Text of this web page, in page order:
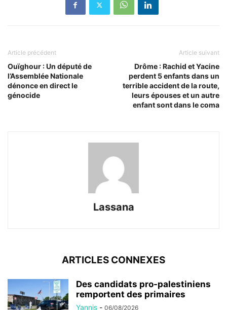
Article précédent
Ouïghour : Un député de
l’Assemblée Nationale
dénonce en direct le
génocide
Article suivant
Drôme : Rachid et Yacine
perdent 5 enfants dans un
terrible accident de la route,
leurs épouses et un autre
enfant sont dans le coma
Lassana
ARTICLES CONNEXES
Des candidats pro-palestiniens
remportent des primaires
Yannis - 06/08/2026